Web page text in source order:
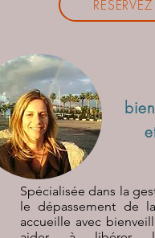
RESERVEZ
Spécialisée dans la
le dépassement de
accueille avec